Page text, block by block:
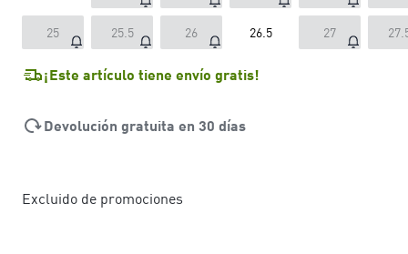
25 25.5 26 26.5 27
¡Este artículo tiene envío gratis!
Devolución gratuita en 30 días
Excluido de promociones